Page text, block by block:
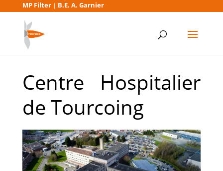
MP Filter| B.E. A. Garnier
Centre Hospitalier
de Tourcoing